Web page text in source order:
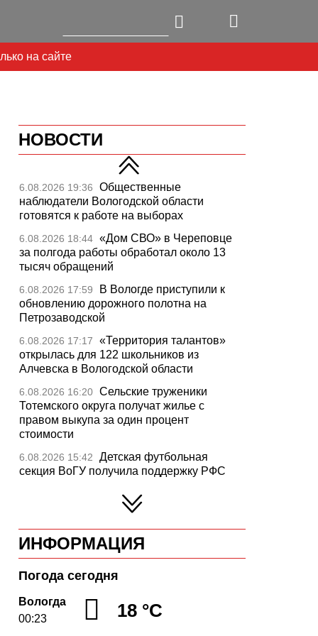
на сайте
НОВОСТИ
6.08.2026 19:36
Общественные
наблюдатели Вологодской области
готовятся к работе на выборах
6.08.2026 18:44 «Дом СВО» в Череповце
за полгода работы обработал около 13
тысяч обращений
6.08.2026 17:59
В Вологде приступили к
обновлению дорожного полотна на
Петрозаводской
6.08.2026 17:17
«Территория талантов»
открылась для 122 школьников из
Алчевска в Вологодской области
6.08.2026 16:20 Сельские труженики
Тотемского округа получат жилье с
правом выкупа за один процент
стоимости
6.08.2026 15:42
Детская футбольная
секция ВоГУ получила поддержку РФС
Уникальный трейл и
силовые шоу приготовили округа
6.08.2026 14:31
Робот Макс на Госуслугах
поможет вологжанам оформить выплату
на первоклассника
6.08.2026 14:00
подтвердила курс на полное обеспечение
лесовосстановления семенным
ИНФОРМАЦИЯ
Погода сегодня
Вологда
00:23
18 °C